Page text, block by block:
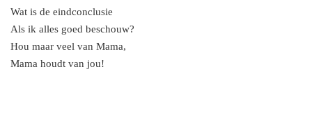
Wat is de eindconclusie
Als ik alles goed beschouw?
Hou maar veel van Mama,
Mama houdt van jou!